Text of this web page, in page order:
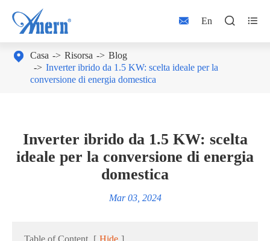
 En  
 Casa Risorsa
Blog
Inverter ibrido da 1.5 KW: scelta ideale per la
conversione di energia domestica
Inverter ibrido da 1.5 KW: scelta
ideale per la conversione di energia
domestica
Mar 03, 2024
Table of Content [ Hide ]